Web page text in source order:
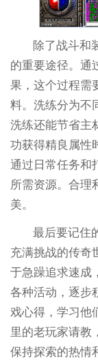
除了战斗和
的重要途径。通
果，这个过程需
料。洗练分为不
洗练还能节省主
功获得精良属性
通过日常任务和
所需资源。合理
美。
最后要记住
充满挑战的传奇
于急躁追求速成
各种活动，逐步
戏心得，学习他
里的老玩家请教
保持探索的热情